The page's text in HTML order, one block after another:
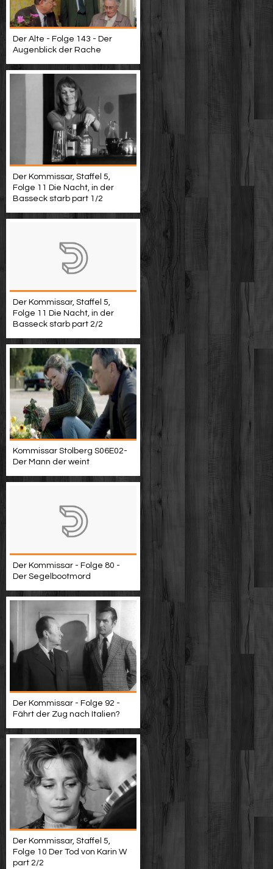
Der Alte - Folge 143 - Der
Augenblick der Rache
Der Kommissar, Staffel 5,
Folge 11 Die Nacht, in der
Basseck starb part 1/2
Der Kommissar, Staffel 5,
Folge 11 Die Nacht, in der
Basseck starb part 2/2
Kommissar Stolberg S06E02-
Der Mann der weint
Der Kommissar - Folge 80 -
Der Segelbootmord
Der Kommissar - Folge 92 -
Fährt der Zug nach Italien?
Der Kommissar, Staffel 5,
Folge 10 Der Tod von Karin W
part 2/2